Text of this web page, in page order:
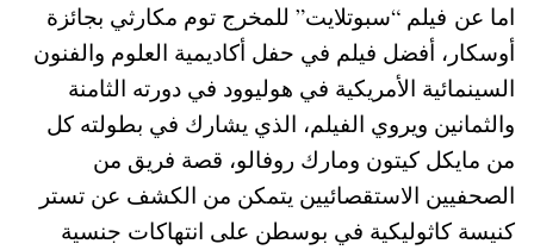
اما عن فيلم “سبوتلايت” للمخرج توم مكارثي بجائزة
أوسكار، أفضل فيلم في حفل أكاديمية العلوم والفنون
السينمائية الأمريكية في هوليوود في دورته الثامنة
والثمانين ويروي الفيلم، الذي يشارك في بطولته كل
من مايكل كيتون ومارك روفالو، قصة فريق من
الصحفيين الاستقصائيين يتمكن من الكشف عن تستر
كنيسة كاثوليكية في بوسطن على انتهاكات جنسية